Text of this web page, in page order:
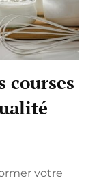
courses
votre